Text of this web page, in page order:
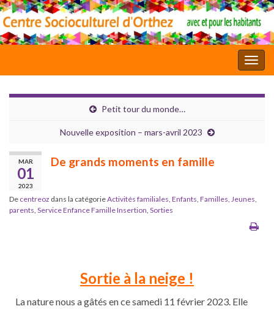
Petit tour du monde…
Nouvelle exposition – mars-avril 2023
MAR
01
2023
De grands moments en famille
De centreoz dans la catégorieActivités familiales, Enfants, Familles, Jeunes,
parents, Service Enfance Famille Insertion, Sorties
Sortie à la neige !
La nature nous a gâtés en ce samedi 11 février 2023. Elle